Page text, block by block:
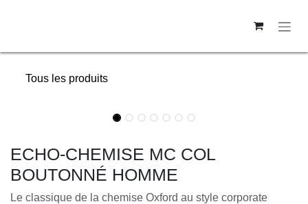
Tous les produits
ECHO-CHEMISE MC COL
BOUTONNÉ HOMME
Le classique de la chemise Oxford au style corporate